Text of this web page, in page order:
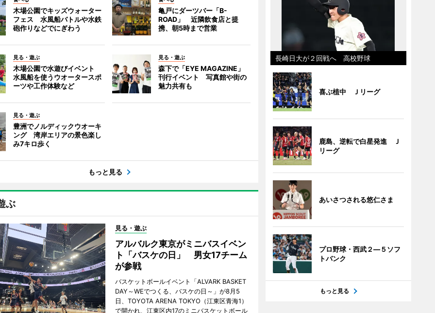
木場公園でキッズウォーター
フェス 水風船バトルや水鉄
砲作りなどでにぎわう
亀戸にダーツバー「B-
ROAD」 近隣飲食店と提
携、朝5時まで営業
見る・遊ぶ
木場公園で水遊びイベント
水風船を使うウオータースポ
ーツや工作体験など
見る・遊ぶ
森下で「EYE MAGAZINE」
刊行イベント 写真館や街の
魅力共有も
見る・遊ぶ
豊洲でノルディックウオーキ
ング 湾岸エリアの景色楽し
み7キロ歩く
もっと見る
ぶ
見る・遊ぶ
アルバルク東京がミニバスイベン
ト「バスケの日」 男女17チーム
が参戦
バスケットボールイベント「ALVARK BASKET
DAY～WEでつくる、バスケの日～」が8月5
日、TOYOTA ARENA TOKYO（江東区青海1）
で開かれ、江東区内17のミニバスケットボール
長崎日大が２回戦へ 高校野球
喜ぶ植中 Ｊリーグ
鹿島、逆転で白星発進 Ｊ
リーグ
あいさつされる悠仁さま
プロ野球・西武２―５ソフ
トバンク
もっと見る